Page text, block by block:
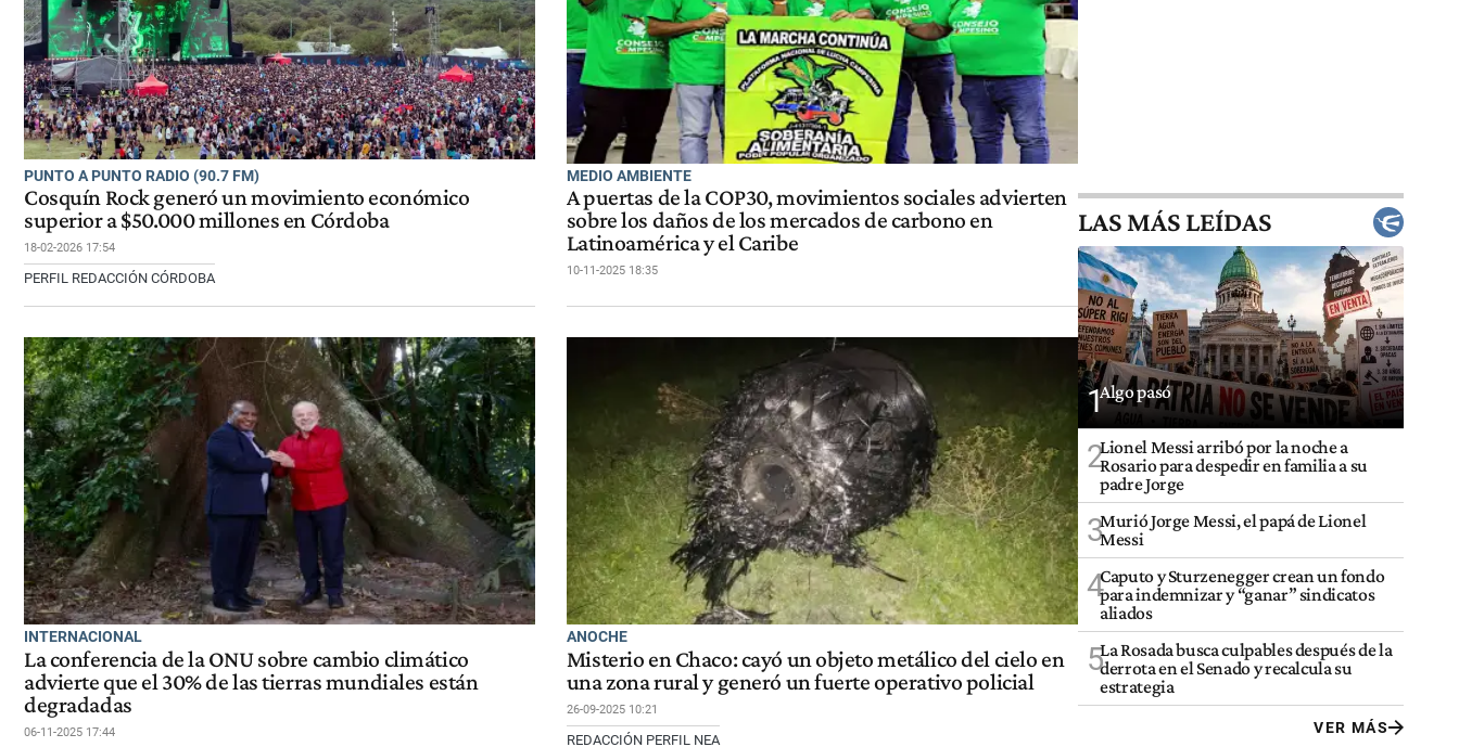
PUNTO A PUNTO RADIO (90.7 FM)
Cosquín Rock generó un movimiento económico
superior a $50.000 millones en Córdoba
18-02-2026 17:54
PERFIL REDACCIÓN CÓRDOBA
MEDIO AMBIENTE
A puertas de la COP30, movimientos sociales advierten
sobre los daños de los mercados de carbono en
Latinoamérica y el Caribe
10-11-2025 18:35
INTERNACIONAL
La conferencia de la ONU sobre cambio climático
advierte que el 30% de las tierras mundiales están
degradadas
06-11-2025 17:44
ANOCHE
Misterio en Chaco: cayó un objeto metálico del cielo en
una zona rural y generó un fuerte operativo policial
26-09-2025 10:21
REDACCIÓN PERFIL NEA
LAS MÁS LEÍDAS
1Algo pasó
2Lionel Messi arribó por la noche a
Rosario para despedir en familia a su
padre Jorge
3Murió Jorge Messi, el papá de Lionel
Messi
4Caputo y Sturzenegger crean un fondo
para indemnizar y “ganar” sindicatos
aliados
5La Rosada busca culpables después de la
derrota en el Senado y recalcula su
estrategia
VER MÁS